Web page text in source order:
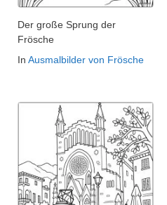
Der große Sprung der
Frösche
In Ausmalbilder von Frösche